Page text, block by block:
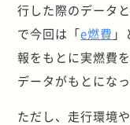
行した際のデータ
で今回は「e燃費 」
報をもとに実燃費
データがもとになっ
ただし、走行環境